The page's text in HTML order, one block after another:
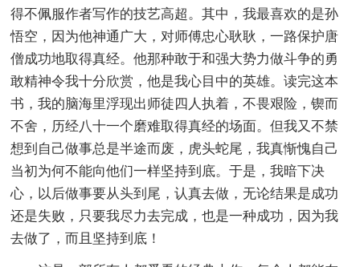
得不佩服作者写作的技艺高超。其中，我最喜欢的是孙
悟空，因为他神通广大，对师傅忠心耿耿，一路保护唐
僧成功地取得真经。他那种敢于和强大势力做斗争的勇
敢精神令我十分欣赏，他是我心目中的英雄。读完这本
书，我的脑海里浮现出师徒四人执着，不畏艰险，锲而
不舍，历经八十一个磨难取得真经的场面。但我又不禁
想到自己做事总是半途而废，虎头蛇尾，我真惭愧自己
当初为何不能向他们一样坚持到底。于是，我暗下决
心，以后做事要从头到尾，认真去做，无论结果是成功
还是失败，只要我尽力去完成，也是一种成功，因为我
去做了，而且坚持到底！